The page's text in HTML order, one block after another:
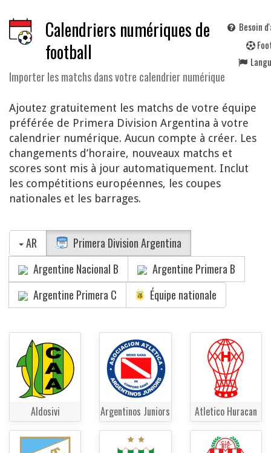
Calendriers numériques de
football
Importer les matchs dans votre calendrier numérique
Besoin
F
Ajoutez gratuitement les matchs de votre équipe
préférée de Primera Division Argentina à votre
calendrier numérique. Aucun compte à créer. Les
changements d’horaire, nouveaux matchs et
scores sont mis à jour automatiquement. Inclut
les compétitions européennes, les coupes
nationales et les barrages.
AR
Primera Division Argentina
Argentine Nacional B
Argentine Primera B
Argentine Primera C
Équipe nationale
Aldosivi Argentinos Juniors Atletico Huracan